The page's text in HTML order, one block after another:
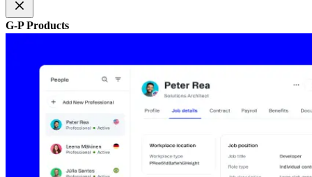
G-P Products​​